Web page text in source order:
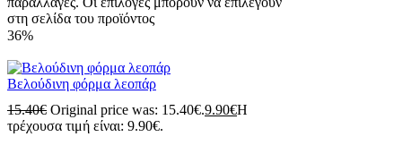
στη σελίδα του προϊόντος
36%
Βελούδινη φόρμα λεοπάρ
15.40€ Original price was: 15.40€.9.90€Η
τρέχουσα τιμή είναι: 9.90€.